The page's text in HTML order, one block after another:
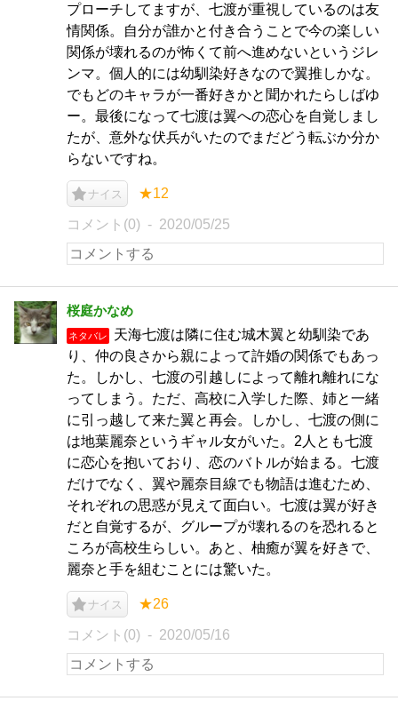
プローチしてますが、七渡が重視しているのは友
情関係。自分が誰かと付き合うことで今の楽しい
関係が壊れるのが怖くて前へ進めないというジレ
ンマ。個人的には幼馴染好きなので翼推しかな。
でもどのキャラが一番好きかと聞かれたらしばゆ
ー。最後になって七渡は翼への恋心を自覚しまし
たが、意外な伏兵がいたのでまだどう転ぶか分か
らないですね。
ナイス ★12
コメント(0) 2020/05/25
桜庭かなめ
ネタバレ
天海七渡は隣に住む城木翼と幼馴染であ
り、仲の良さから親によって許婚の関係でもあっ
た。しかし、七渡の引越しによって離れ離れにな
ってしまう。ただ、高校に入学した際、姉と一緒
に引っ越して来た翼と再会。しかし、七渡の側に
は地葉麗奈というギャル女がいた。2人とも七渡
に恋心を抱いており、恋のバトルが始まる。七渡
だけでなく、翼や麗奈目線でも物語は進むため、
それぞれの思惑が見えて面白い。七渡は翼が好き
だと自覚するが、グループが壊れるのを恐れると
ころが高校生らしい。あと、柚癒が翼を好きで、
麗奈と手を組むことには驚いた。
ナイス ★26
コメント(0) 2020/05/16